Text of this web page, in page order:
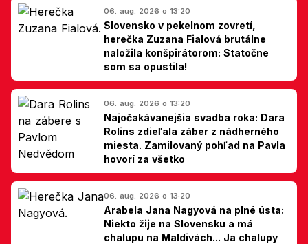
06. aug. 2026 o 13:20
Slovensko v pekelnom zovretí,
herečka Zuzana Fialová brutálne
naložila konšpirátorom: Statočne
som sa opustila!
06. aug. 2026 o 13:20
Najočakávanejšia svadba roka: Dara
Rolins zdieľala záber z nádherného
miesta. Zamilovaný pohľad na Pavla
hovorí za všetko
06. aug. 2026 o 13:20
Arabela Jana Nagyová na plné ústa:
Niekto žije na Slovensku a má
chalupu na Maldivách... Ja chalupy